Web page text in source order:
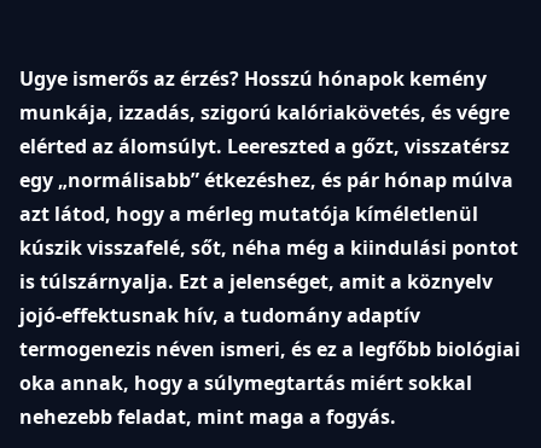
Ugye ismerős az érzés? Hosszú hónapok kemény
munkája, izzadás, szigorú kalóriakövetés, és végre
elérted az álomsúlyt. Leereszted a gőzt, visszatérsz
egy „normálisabb” étkezéshez, és pár hónap múlva
azt látod, hogy a mérleg mutatója kíméletlenül
kúszik visszafelé, sőt, néha még a kiindulási pontot
is túlszárnyalja. Ezt a jelenséget, amit a köznyelv
jojó-effektusnak hív, a tudomány adaptív
termogenezis néven ismeri, és ez a legfőbb biológiai
oka annak, hogy a súlymegtartás miért sokkal
nehezebb feladat, mint maga a fogyás.